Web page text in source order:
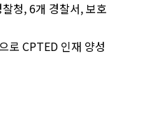
청, 6개 경찰서, 보호
로 CPTED 인재 양성